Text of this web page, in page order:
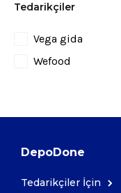
Tedarikçiler
Tedarikçiler
Vega gida
Wefood
DepoDone
Tedarikçiler İçin